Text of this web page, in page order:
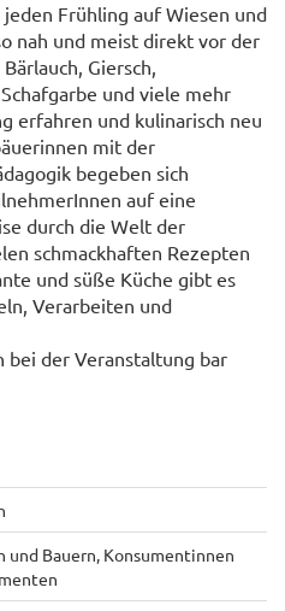
Frühling auf Wiesen und
nah und meist direkt vor der
Giersch,
und viele mehr
erfahren und kulinarisch neu
mit der
begeben sich
auf eine
durch die Welt der
schmackhaften Rezepten
und süße Küche gibt es
Verarbeiten und
der Veranstaltung bar
und Bauern, Konsumentinnen